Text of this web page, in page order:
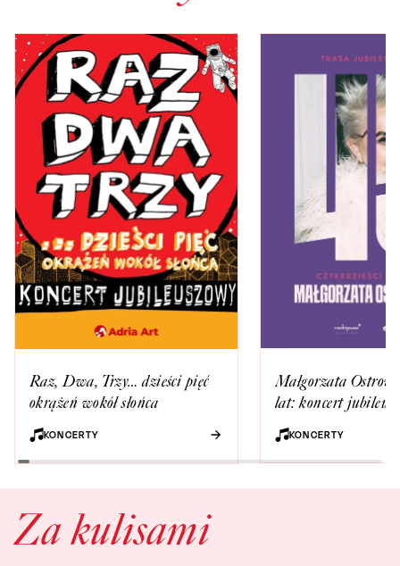
Raz, Dwa, Trzy… dzieści pięć
okrążeń wokół słońca
KONCERTY
Małgorzata
lat: koncert
KONCERTY
Za kulisami